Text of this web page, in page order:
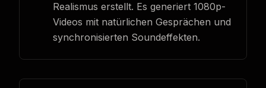
Realismus erstellt. Es generiert 1080p-
Videos mit natürlichen Gesprächen und
synchronisierten Soundeffekten.